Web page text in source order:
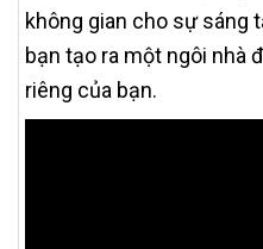
không gian cho sự sáng
bạn tạo ra một ngôi nhà
riêng của bạn.